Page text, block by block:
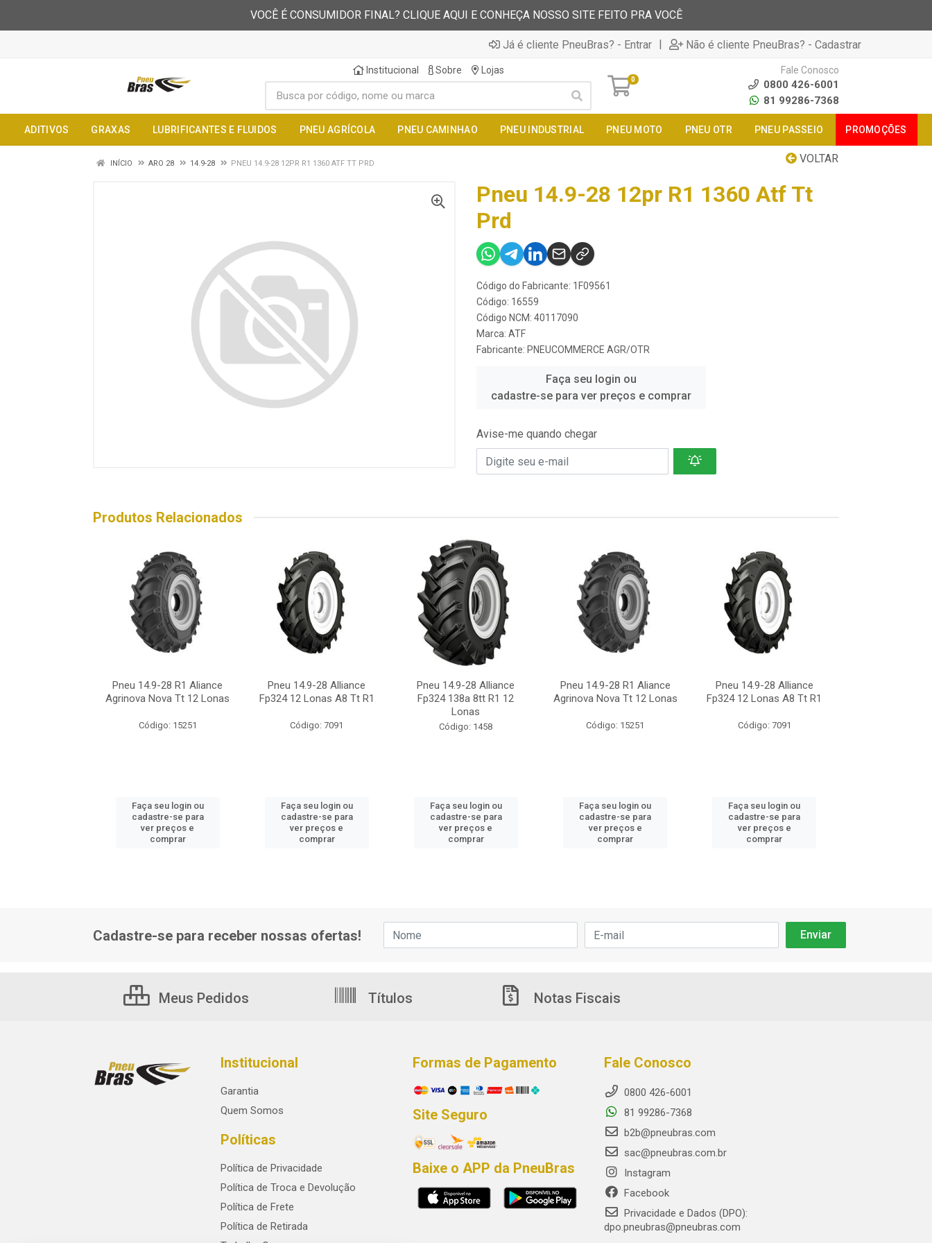
VOCÊ É CONSUMIDOR FINAL? CLIQUE AQUI E CONHEÇA NOSSO SITE FEITO PRA VOCÊ
Já é cliente PneuBras? - Entrar | Não é cliente PneuBras? - Cadastrar
Institucional Sobre Lojas
0
Fale Conosco
0800 426-6001
81 99286-7368
ADITIVOS GRAXAS LUBRIFICANTES E FLUIDOS PNEU AGRÍCOLA PNEU CAMINHAO PNEU INDUSTRIAL PNEU MOTO PNEU OTR PNEU PASSEIO PROMOÇÕES
VOLTAR
INÍCIO ARO 28 14.9-28 PNEU 14.9-28 12PR R1 1360 ATF TT PRD
Pneu 14.9-28 12pr R1 1360 Atf Tt
Prd
Código do Fabricante: 1F09561
Código: 16559
Código NCM: 40117090
Marca: ATF
Fabricante: PNEUCOMMERCE AGR/OTR
Faça seu login ou
cadastre-se para ver preços e comprar
Avise-me quando chegar
Produtos Relacionados
Pneu 14.9-28 R1 Aliance
Agrinova Nova Tt 12 Lonas
Código: 15251
Faça seu login ou
cadastre-se para
ver preços e
comprar
Pneu 14.9-28 Alliance
Fp324 12 Lonas A8 Tt R1
Código: 7091
Faça seu login ou
cadastre-se para
ver preços e
comprar
Pneu 14.9-28 Alliance
Fp324 138a 8tt R1 12
Lonas
Código: 1458
Faça seu login ou
cadastre-se para
ver preços e
comprar
Pneu 14.9-28 R1 Aliance
Agrinova Nova Tt 12 Lonas
Código: 15251
Faça seu login ou
cadastre-se para
ver preços e
comprar
Pneu 14.9-28 Alliance
Fp324 12 Lonas A8 Tt R1
Código: 7091
Faça seu login ou
cadastre-se para
ver preços e
comprar
Cadastre-se para receber nossas ofertas!
Meus Pedidos Títulos Notas Fiscais
Institucional
Garantia
Quem Somos
Políticas
Política de Privacidade
Política de Troca e Devolução
Política de Frete
Política de Retirada
Formas de Pagamento
Site Seguro
Baixe o APP da PneuBras
Fale Conosco
0800 426-6001
81 99286-7368
b2b@pneubras.com
sac@pneubras.com.br
Instagram
Facebook
Privacidade e Dados (DPO):
dpo.pneubras@pneubras.com